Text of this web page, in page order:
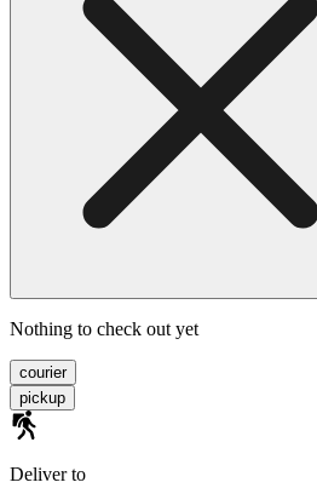
Nothing to check out yet
courier
pickup
Deliver to